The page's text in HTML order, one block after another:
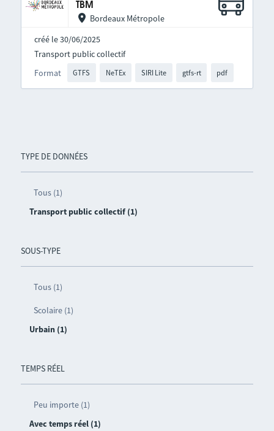
TYPE DE DONNÉES
Tous (1)
Transport public collectif (1)
SOUS-TYPE
Tous (1)
Scolaire (1)
Urbain (1)
TEMPS RÉEL
Peu importe (1)
Avec temps réel (1)
TBM
Bordeaux Métropole
créé le 30/06/2025
Format GTFS NeTEx SIRI Lite gtfs-rt pdf
Transport public collectif